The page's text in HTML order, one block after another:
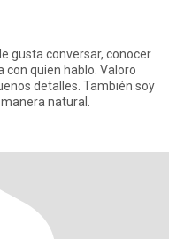
gusta conversar, conocer
con quien hablo. Valoro
detalles. También soy
natural.